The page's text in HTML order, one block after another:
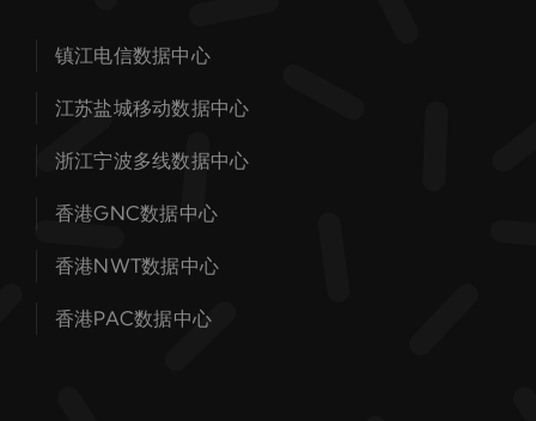
镇江电信数据中心
江苏盐城移动数据中心
浙江宁波多线数据中心
香港GNC数据中心
香港NWT数据中心
香港PAC数据中心